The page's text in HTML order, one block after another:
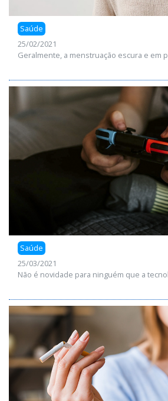
Saúde
25/02/2021
Geralmente, a menstruação escura e em
Saúde
25/03/2021
Não é novidade para ninguém que a